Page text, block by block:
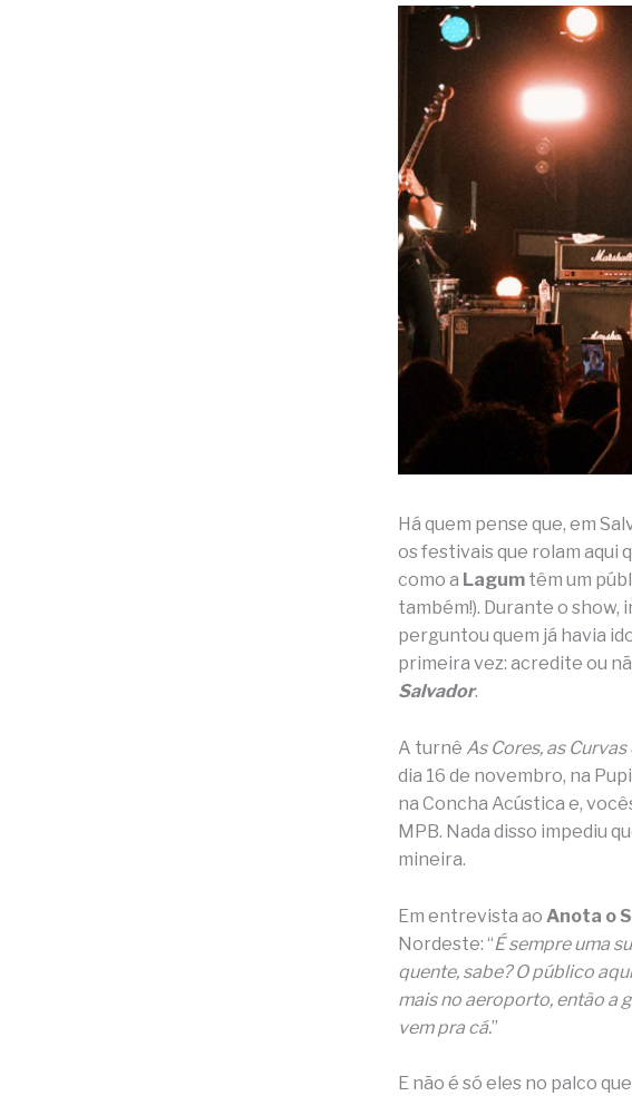
Há quem pense que, em
os festivais que rolam aqui
como a Lagum têm um
também!). Durante o show,
perguntou quem já havia
primeira vez: acredite ou
Salvador.
A turnê As Cores, as
dia 16 de novembro, na
na Concha Acústica e,
MPB. Nada disso impediu
mineira.
Em entrevista ao Anota o
Nordeste: “É sempre uma
quente, sabe? O público
mais no aeroporto, então a
vem pra cá.”
E não é só eles no palco